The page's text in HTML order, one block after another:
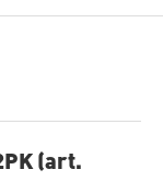
(art.